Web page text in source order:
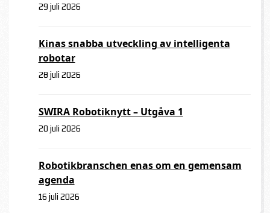
29 juli 2026
Kinas snabba utveckling av intelligenta
robotar
28 juli 2026
SWIRA Robotiknytt – Utgåva 1
20 juli 2026
Robotikbranschen enas om en gemensam
agenda
16 juli 2026